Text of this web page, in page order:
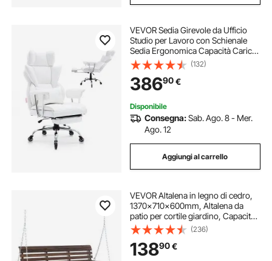
VEVOR Sedia Girevole da Ufficio
Studio per Lavoro con Schienale
Sedia Ergonomica Capacità Carico
Max. 158kg, Sedia Ufficio
Ergonomica con Poggiapiedi
Materiale in PU Schienale
Reclinabile da 90-120°
(132)
38690€
Disponibile
Consegna:Sab. Ago. 8 - Mer.
Ago. 12
Aggiungi al carrello
VEVOR Altalena in legno di cedro,
1370x710x600mm, Altalena da
patio per cortile giardino, Capacità
carico circa 400 kg, con Panca
sedia a dondolo catene sospese
per uso esterno, marrone
(236)
13890€